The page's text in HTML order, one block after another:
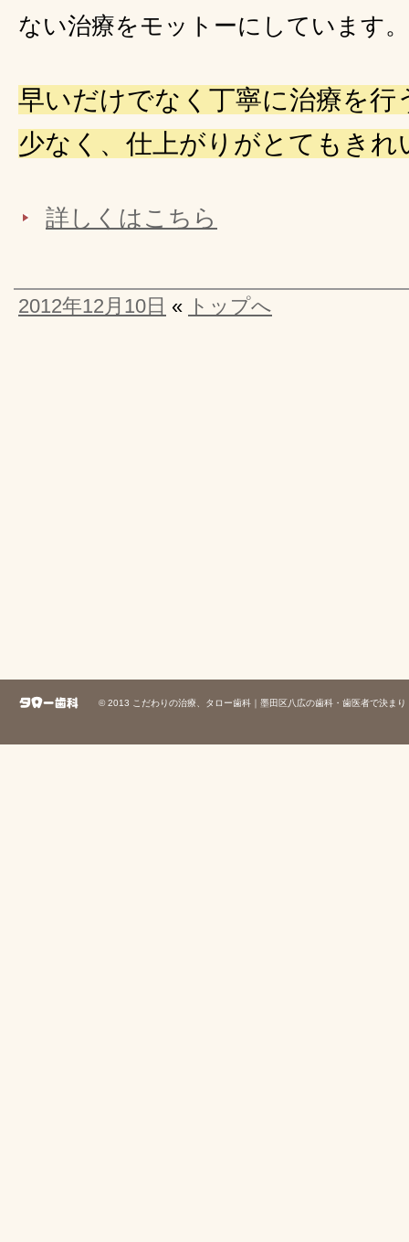
ない治療をモットーにしています。
早いだけでなく丁寧に治療を行
少なく、仕上がりがとてもきれ
詳しくはこちら
2012年12月10日 « トップへ
© 2013 こだわりの治療、タロー歯科｜墨田区八広の歯科・歯医者で決まり